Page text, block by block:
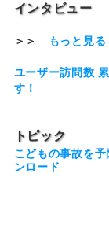
インタビュー
＞＞ もっと見る
ユーザー訪問数
す！
トピック
こどもの事故を
ンロード